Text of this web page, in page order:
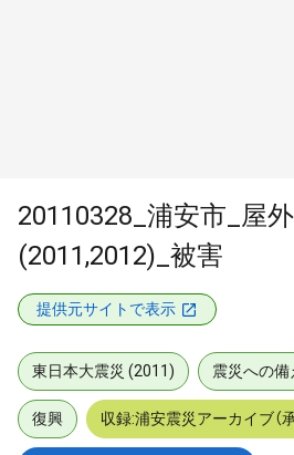
20110328_浦安市_屋
(2011,2012)_被害
提供元サイトで表示
東日本大震災 (2011) 震災への備
復興 収録:浦安震災アーカイブ（承